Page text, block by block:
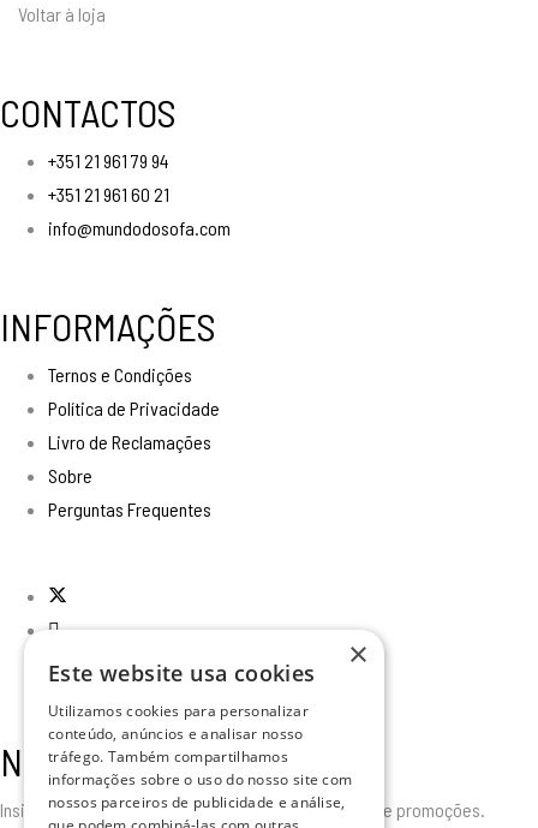
Voltar à loja
CONTACTOS
+351 21 961 79 94
+351 21 961 60 21
info@mundodosofa.com
INFORMAÇÕES
Ternos e Condições
Política de Privacidade
Livro de Reclamações
Sobre
Perguntas Frequentes
Newsletter
Insira o seu email para receber todas as novidades e promoções.
×
Este website usa cookies
Utilizamos cookies para personalizar
conteúdo, anúncios e analisar nosso
tráfego. Também compartilhamos
informações sobre o uso do nosso site com
nossos parceiros de publicidade e análise,